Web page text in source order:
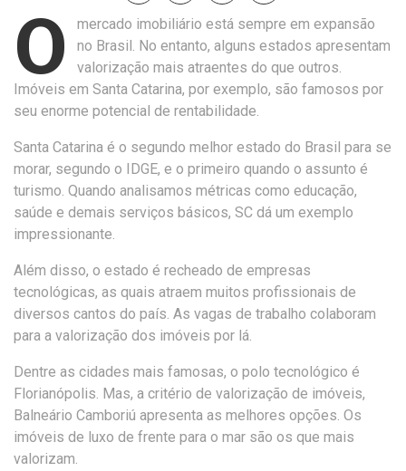
O
mercado imobiliário está sempre em expansão
no Brasil. No entanto, alguns estados apresentam
valorização mais atraentes do que outros.
Imóveis em Santa Catarina, por exemplo, são famosos por
seu enorme potencial de rentabilidade.
Santa Catarina é o segundo melhor estado do Brasil para se
morar, segundo o IDGE, e o primeiro quando o assunto é
turismo. Quando analisamos métricas como educação,
saúde e demais serviços básicos, SC dá um exemplo
impressionante.
Além disso, o estado é recheado de empresas
tecnológicas, as quais atraem muitos profissionais de
diversos cantos do país. As vagas de trabalho colaboram
para a valorização dos imóveis por lá.
Dentre as cidades mais famosas, o polo tecnológico é
Florianópolis. Mas, a critério de valorização de imóveis,
Balneário Camboriú apresenta as melhores opções. Os
imóveis de luxo de frente para o mar são os que mais
valorizam.